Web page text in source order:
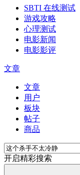
SBTI 在线测试
游戏攻略
心理测试
电影新闻
电影影评
文章
文章
用户
板块
帖子
商品
开启精彩搜索